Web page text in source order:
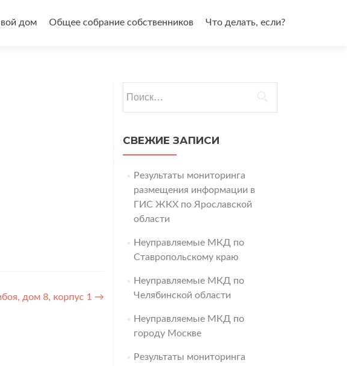
дом Общее собрание собственников Что делать, если?
дом 8, корпус 1 →
СВЕЖИЕ ЗАПИСИ
Результаты мониторинга
размещения информации в
ГИС ЖКХ по Ярославской
области
Неуправляемые МКД по
Ставропольскому краю
Неуправляемые МКД по
Челябинской области
Неуправляемые МКД по
городу Москве
Результаты мониторинга